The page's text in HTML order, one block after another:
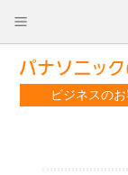
ビジネスの